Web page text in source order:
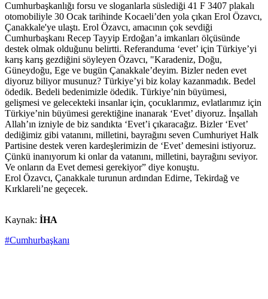
Cumhurbaşkanlığı forsu ve sloganlarla süslediği 41 F 3407 plakalı
otomobiliyle 30 Ocak tarihinde Kocaeli’den yola çıkan Erol Özavcı,
Çanakkale'ye ulaştı. Erol Özavcı, amacının çok sevdiği
Cumhurbaşkanı Recep Tayyip Erdoğan’a imkanları ölçüsünde
destek olmak olduğunu belirtti. Referanduma ‘evet’ için Türkiye’yi
karış karış gezdiğini söyleyen Özavcı, "Karadeniz, Doğu,
Güneydoğu, Ege ve bugün Çanakkale’deyim. Bizler neden evet
diyoruz biliyor musunuz? Türkiye’yi biz kolay kazanmadık. Bedel
ödedik. Bedeli bedenimizle ödedik. Türkiye’nin büyümesi,
gelişmesi ve gelecekteki insanlar için, çocuklarımız, evlatlarımız için
Türkiye’nin büyümesi gerektiğine inanarak ‘Evet’ diyoruz. İnşallah
Allah’ın izniyle de biz sandıkta ‘Evet’i çıkaracağız. Bizler ‘Evet’
dediğimiz gibi vatanını, milletini, bayrağını seven Cumhuriyet Halk
Partisine destek veren kardeşlerimizin de ‘Evet’ demesini istiyoruz.
Çünkü inanıyorum ki onlar da vatanını, milletini, bayrağını seviyor.
Ve onların da Evet demesi gerekiyor” diye konuştu.
Erol Özavcı, Çanakkale turunun ardından Edirne, Tekirdağ ve
Kırklareli’ne geçecek.
Kaynak: İHA
#Cumhurbaşkanı